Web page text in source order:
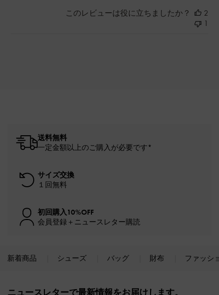
このレビューは役に立ちましたか？
2
1
送料無料
一定金額以上のご購入が必要です*
サイズ交換
１回無料
初回購入10%OFF
会員登録＋ニュースレター購読
新着商品 シューズ バッグ 財布 ファッシ
ニュースレターで最新情報をお届けします。​